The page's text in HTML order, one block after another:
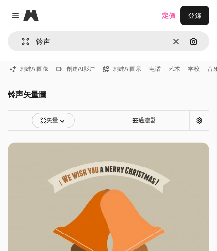
Close menu
Magnific
清除 通過圖
定價 登錄
創建AI圖像 創建AI影片 創建AI圖示 电话 艺术 学校 音
铃声矢量圖
矢量 過濾器